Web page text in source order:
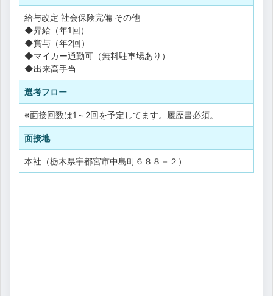
給与改定 社会保険完備 その他
◆昇給（年1回）
◆賞与（年2回）
◆マイカー通勤可（無料駐車場あり）
◆出来高手当
選考フロー
※面接回数は1～2回を予定してます。履歴書必須。
面接地
本社（栃木県宇都宮市中島町６８８－２）